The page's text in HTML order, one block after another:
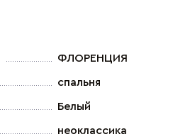
ФЛОРЕНЦИЯ
спальня
Белый
неоклассика